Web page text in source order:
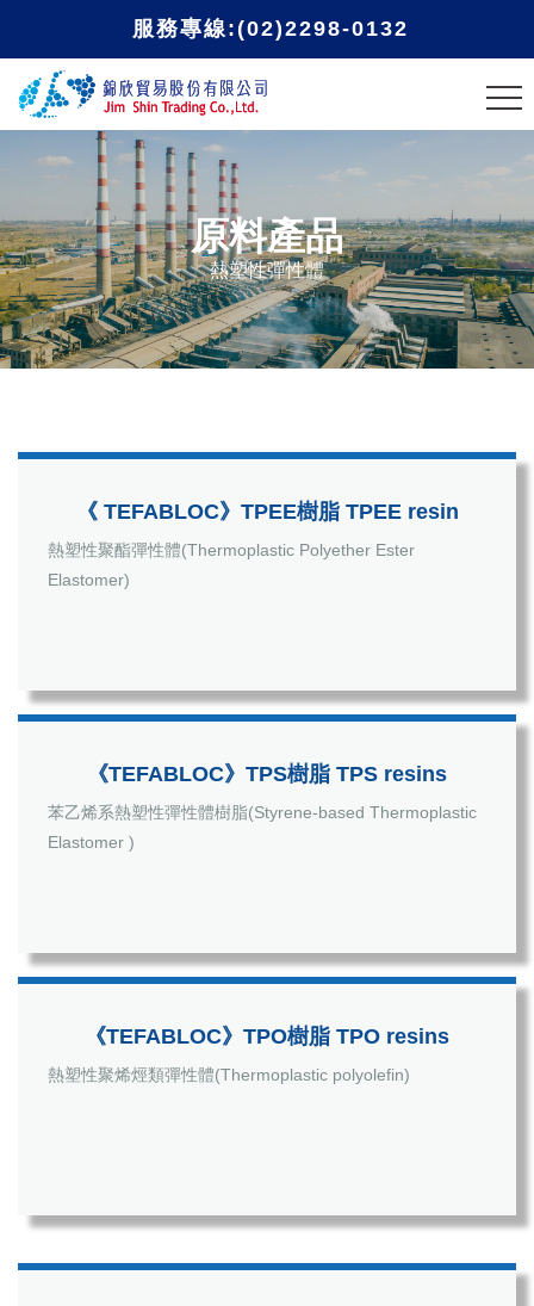
服務專線:(02)2298-0132
原料產品
熱塑性彈性體
《 TEFABLOC》TPEE樹脂 TPEE resin
熱塑性聚酯彈性體(Thermoplastic Polyether Ester
Elastomer)
《TEFABLOC》TPS樹脂 TPS resins
苯乙烯系熱塑性彈性體樹脂(Styrene-based Thermoplastic
Elastomer )
《TEFABLOC》TPO樹脂 TPO resins
熱塑性聚烯烴類彈性體(Thermoplastic polyolefin)